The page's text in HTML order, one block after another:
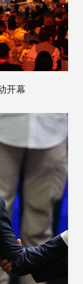
开幕